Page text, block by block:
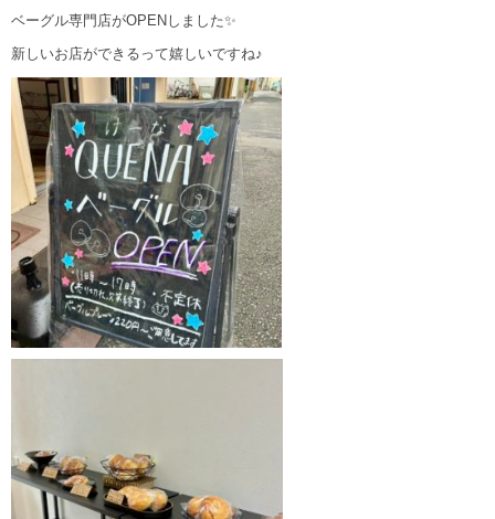
ベーグル専門店がOPENしました✨
新しいお店ができるって嬉しいですね♪